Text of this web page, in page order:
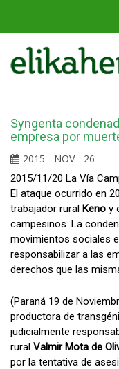
Syngenta
empresa por
2015 - NOV - 26
2015/11/20 La Vía
El ataque ocurrido en
trabajador rural Keno y
campesinos. La
movimientos sociales
responsabilizar a las
derechos que las
(Paraná 19 de
productora de
judicialmente
rural Valmir Mota de
por la tentativa de